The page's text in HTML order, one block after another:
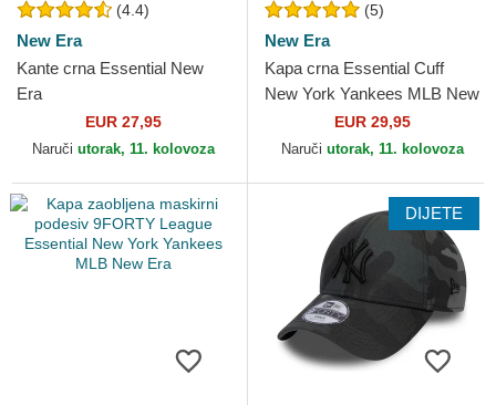
(4.4)
New Era
Kante crna Essential New
Era
EUR 27,95
Naruči utorak, 11. kolovoza
(5)
New Era
Kapa crna Essential Cuff
New York Yankees MLB New
EUR 29,95
Naruči utorak, 11. kolovoza
DIJETE